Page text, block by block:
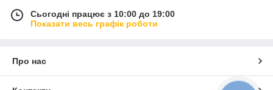
Сьогодні працює з 10:00 до 19:00
Показати весь графік роботи
Про нас